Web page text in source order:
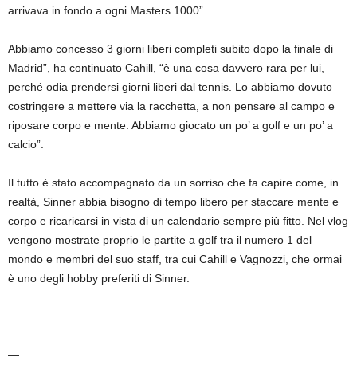
arrivava in fondo a ogni Masters 1000”.
Abbiamo concesso 3 giorni liberi completi subito dopo la finale di
Madrid”, ha continuato Cahill, “è una cosa davvero rara per lui,
perché odia prendersi giorni liberi dal tennis. Lo abbiamo dovuto
costringere a mettere via la racchetta, a non pensare al campo e
riposare corpo e mente. Abbiamo giocato un po’ a golf e un po’ a
calcio”.
Il tutto è stato accompagnato da un sorriso che fa capire come, in
realtà, Sinner abbia bisogno di tempo libero per staccare mente e
corpo e ricaricarsi in vista di un calendario sempre più fitto. Nel vlog
vengono mostrate proprio le partite a golf tra il numero 1 del
mondo e membri del suo staff, tra cui Cahill e Vagnozzi, che ormai
è uno degli hobby preferiti di Sinner.
—